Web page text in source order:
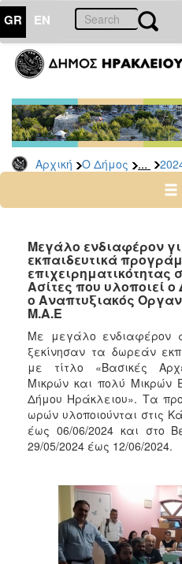
GR EN
Αρχική Ο Δήμος ...
ΔΗΜΟΣ
Δελτία
Τύπου
Αρχείο
2026
2024
2022
2021
2020
2019
2018
2017
2016
2015
2013
2011
2010
2006
Μεγάλο ενδιαφέρον
εκπαιδευτικά
επιχειρηματικότητας
Ασίτες που υλοποιεί
ο Αναπτυξιακός
Μ.Α.Ε
Με μεγάλο ενδιαφέρον
ξεκίνησαν τα δωρεάν
με τίτλο «Βασικές
Μικρών και πολύ Μικρών
Δήμου Ηράκλειου». Τα
ωρών υλοποιούνται στις
έως 06/06/2024 και στο
29/05/2024 έως 12/06/2024.